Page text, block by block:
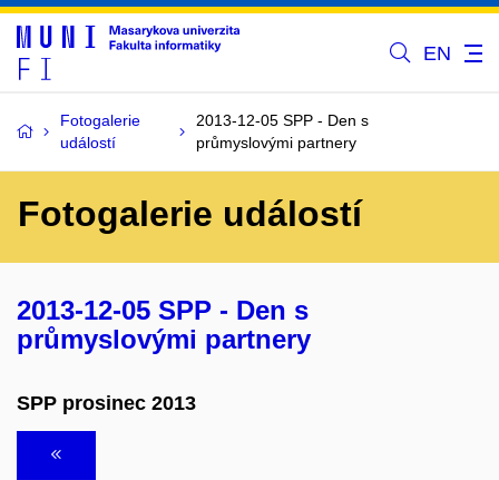
EN
Fotogalerie
událostí
2013-12-05 SPP - Den s
průmyslovými partnery
Fotogalerie událostí
2013-12-05 SPP - Den s
průmyslovými partnery
SPP prosinec 2013